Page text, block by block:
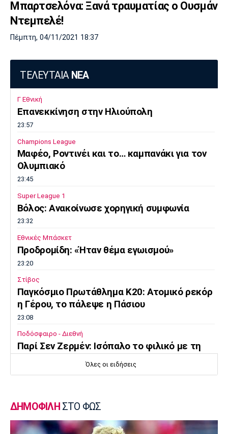
Μπαρτσελόνα: Ξανά τραυματίας ο Ουσμάν
Ντεμπελέ!
Πέμπτη, 04/11/2021 18:37
ΤΕΛΕΥΤΑΙΑ ΝΕΑ
Γ Εθνική
Επανεκκίνηση στην Ηλιούπολη
23:57
Champions League
Μαφέο, Ροντινέι και το… καμπανάκι για τον
Ολυμπιακό
23:45
Super League 1
Βόλος: Ανακοίνωσε χορηγική συμφωνία
23:32
Εθνικές Μπάσκετ
Προδρομίδη: «Ήταν θέμα εγωισμού»
23:20
Στίβος
Παγκόσμιο Πρωτάθλημα Κ20: Ατομικό ρεκόρ
η Γέρου, το πάλεψε η Πάσιου
23:08
Ποδόσφαιρο - Διεθνή
Παρί Σεν Ζερμέν: Ισόπαλο το φιλικό με τη
Μάντσεστερ Γιουνάιτεντ
Σκωτία: «Δύο στα δύο» η Σεντ Μίρεν, πρώτη
νίκη για Νταντί
22:40
Όλες οι ειδήσεις
ΔΗΜΟΦΙΛΗ ΣΤΟ ΦΩΣ